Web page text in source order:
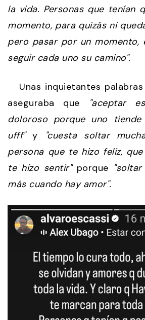
la vida. Personas que tenían
momento, para quizás ni
pero pasar por un momento,
seguir cada uno su camino".
Unas inquietantes
aseguraba que
"aceptar
doloroso porque uno
ufff"y "cuesta soltar
persona que te hizo feliz,
te hizo sentir"porque
más cuando hay amor".